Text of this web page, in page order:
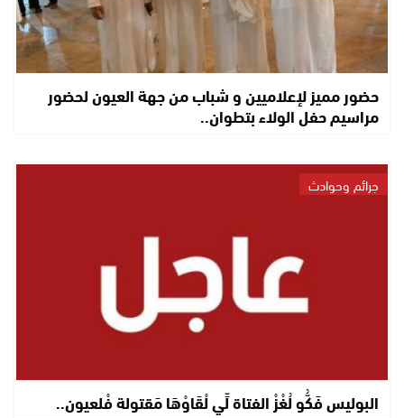
حضور مميز لإعلاميين و شباب من جهة العيون لحضور
مراسيم حفل الولاء بتطوان..
جرائم وحوادث
البوليس فَكُّو لُغْزْ الفتاة لِّي لْقَاوْهَا مَقتولة فْلعيون..